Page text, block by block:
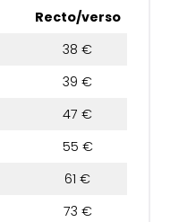
Recto/verso
38 €
39 €
47 €
55 €
61 €
73 €